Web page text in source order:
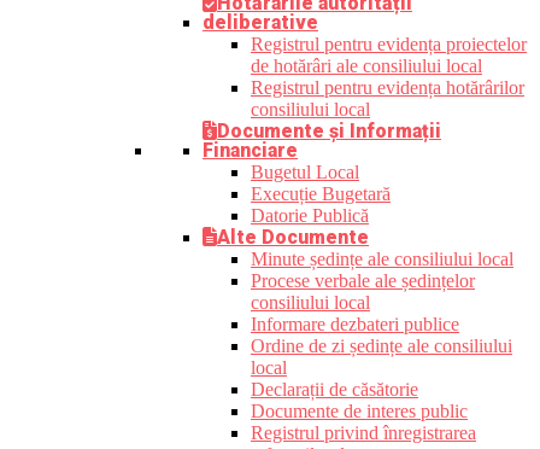
deliberative
Registrul pentru evidența proiectelor
de hotărâri ale consiliului local
Registrul pentru evidența hotărârilor
consiliului local
Documente și Informații
Financiare
Bugetul Local
Execuție Bugetară
Datorie Publică
Alte Documente
Minute ședințe ale consiliului local
Procese verbale ale ședințelor
consiliului local
Informare dezbateri publice
Ordine de zi ședințe ale consiliului
local
Declarații de căsătorie
Documente de interes public
Registrul privind înregistrarea